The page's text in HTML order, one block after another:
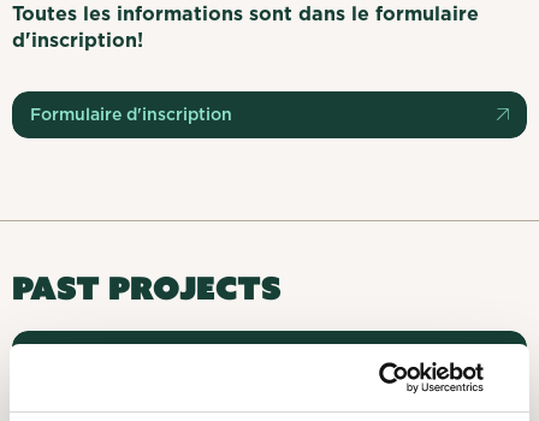
Toutes les informations sont dans le formulaire
d'inscription!
Formulaire d'inscription
PAST PROJECTS